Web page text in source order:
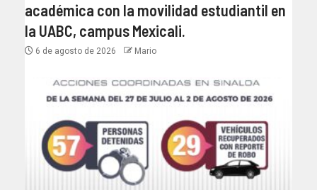
académica con la movilidad estudiantil en
la UABC, campus Mexicali.
6 de agosto de 2026 Mario